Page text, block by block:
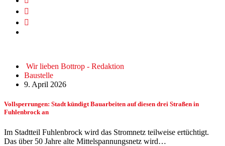
Wir lieben Bottrop - Redaktion
Baustelle
9. April 2026
Vollsperrungen: Stadt kündigt Bauarbeiten auf diesen drei Straßen in
Fuhlenbrock an
Im Stadtteil Fuhlenbrock wird das Stromnetz teilweise ertüchtigt.
Das über 50 Jahre alte Mittelspannungsnetz wird…